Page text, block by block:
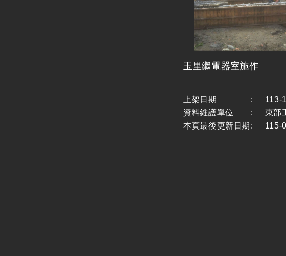
玉里繼電器室施作
上架日期 :
113-
資料維護單位
:
東部
本頁最後更新日期 : 115-